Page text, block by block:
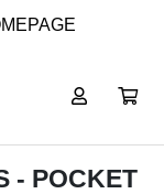
- POCKET